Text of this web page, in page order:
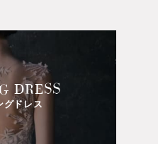
DRESS
グドレス